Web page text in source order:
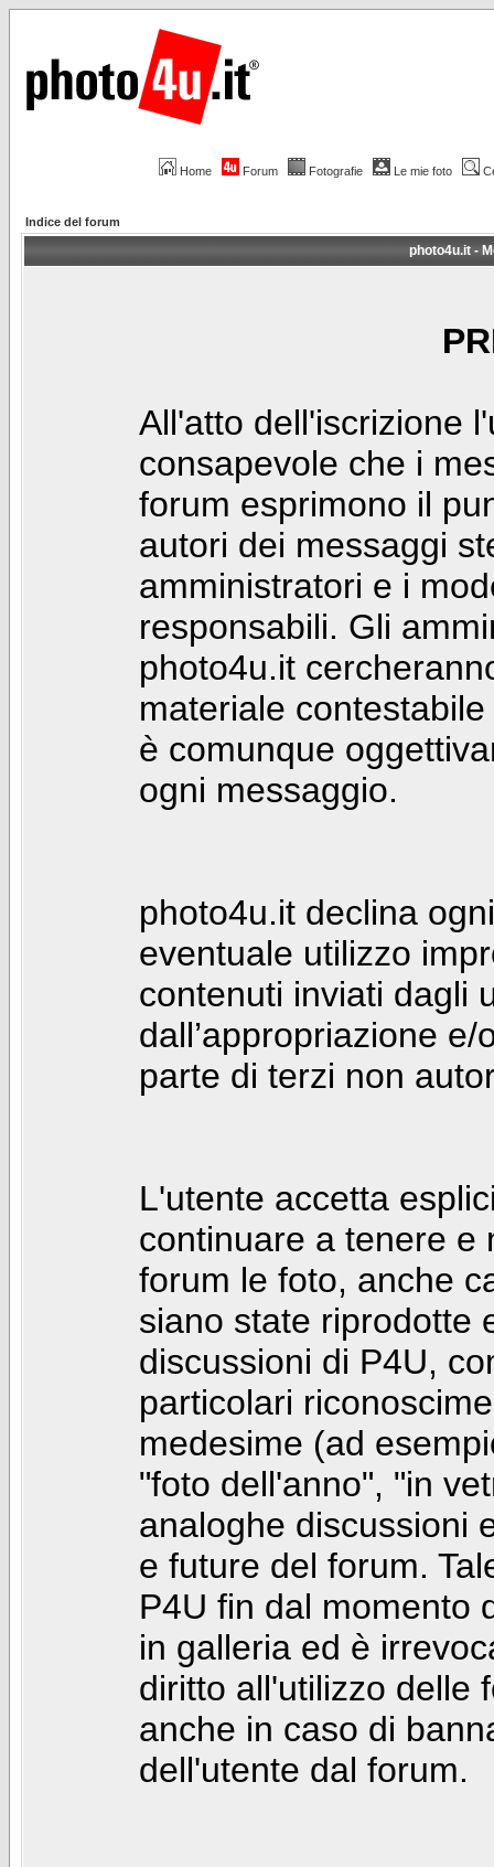
Home Forum Fotografie Le mie foto
Indice del forum
photo4u.it -
All'atto dell'iscrizione
consapevole che i
forum esprimono il
autori dei messaggi
amministratori e i
responsabili. Gli
photo4u.it
materiale
è comunque
ogni messaggio.
photo4u.it declina
eventuale utilizzo
contenuti inviati dagli
dall’appropriazione
parte di terzi non
L'utente accetta
continuare a tenere e
forum le foto, anche
siano state riprodotte
discussioni di P4U,
particolari
medesime (ad
"foto dell'anno", "in
analoghe discussioni
e future del forum.
P4U fin dal momento
in galleria ed è
diritto all'utilizzo delle
anche in caso di
dell'utente dal forum.